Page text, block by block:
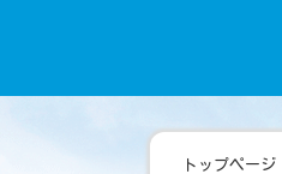
トップページ